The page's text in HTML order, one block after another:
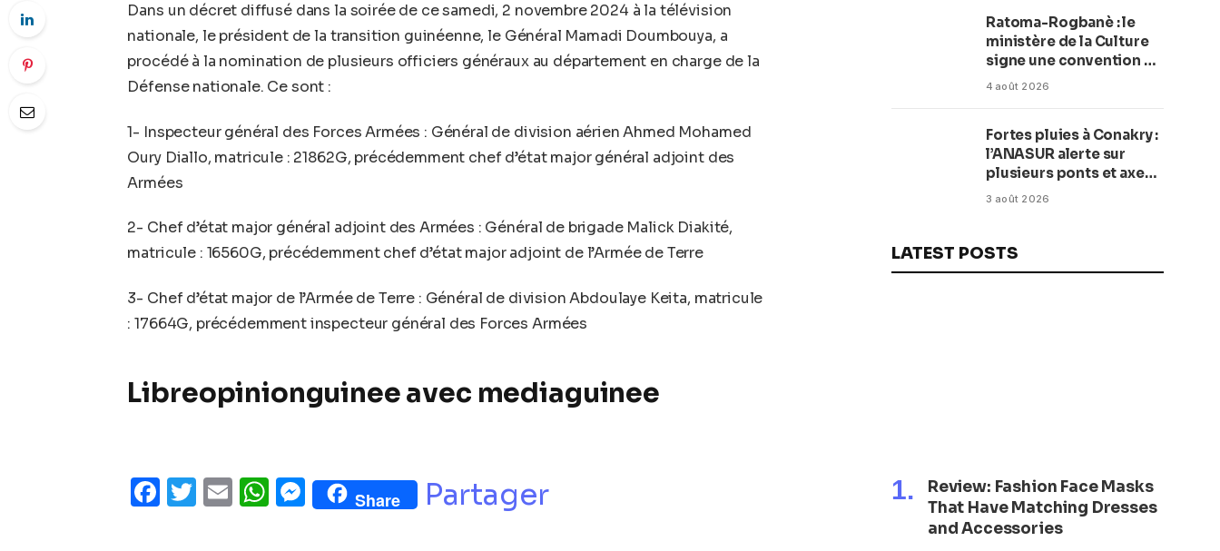
Dans un décret diffusé dans la soirée de ce samedi, 2 novembre 2024 à la télévision
nationale, le président de la transition guinéenne, le Général Mamadi Doumbouya, a
procédé à la nomination de plusieurs officiers généraux au département en charge de la
Défense nationale. Ce sont :
1- Inspecteur général des Forces Armées : Général de division aérien Ahmed Mohamed
Oury Diallo, matricule : 21862G, précédemment chef d’état major général adjoint des
Armées
2- Chef d’état major général adjoint des Armées : Général de brigade Malick Diakité,
matricule : 16560G, précédemment chef d’état major adjoint de l’Armée de Terre
3- Chef d’état major de l’Armée de Terre : Général de division Abdoulaye Keita, matricule
: 17664G, précédemment inspecteur général des Forces Armées
Libreopinionguinee avec mediaguinee
Facebook
Twitter
EmailWhatsApp
Messenger
Share Partager
Ratoma-Rogbanè : le
ministère de la Culture
signe une convention de
42 millions de dollars
balnéaire
4 août 2026
Fortes pluies à Conakry :
l’ANASUR alerte sur
plusieurs ponts et axes
routiers
3 août 2026
LATEST POSTS
Review: Fashion Face Masks
That Have Matching Dresses
and Accessories